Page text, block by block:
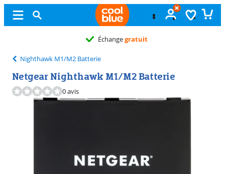
Échangegratuit
Nighthawk M1/M2 Batterie
Netgear Nighthawk M1/M2 Batterie
0 avis